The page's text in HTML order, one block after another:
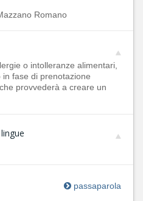
Romano
o intolleranze alimentari,
fase di prenotazione
provvederà a creare un
passaparola